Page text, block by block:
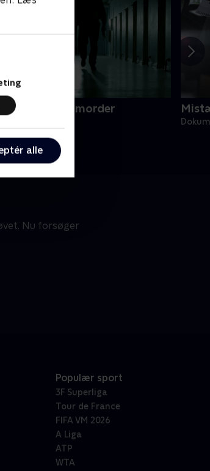
alle
jagten på en morder
Nu forsøger
Populær sport
3F Superliga
Tour de France
FIFA VM 2026
A Liga
ATP
WTA